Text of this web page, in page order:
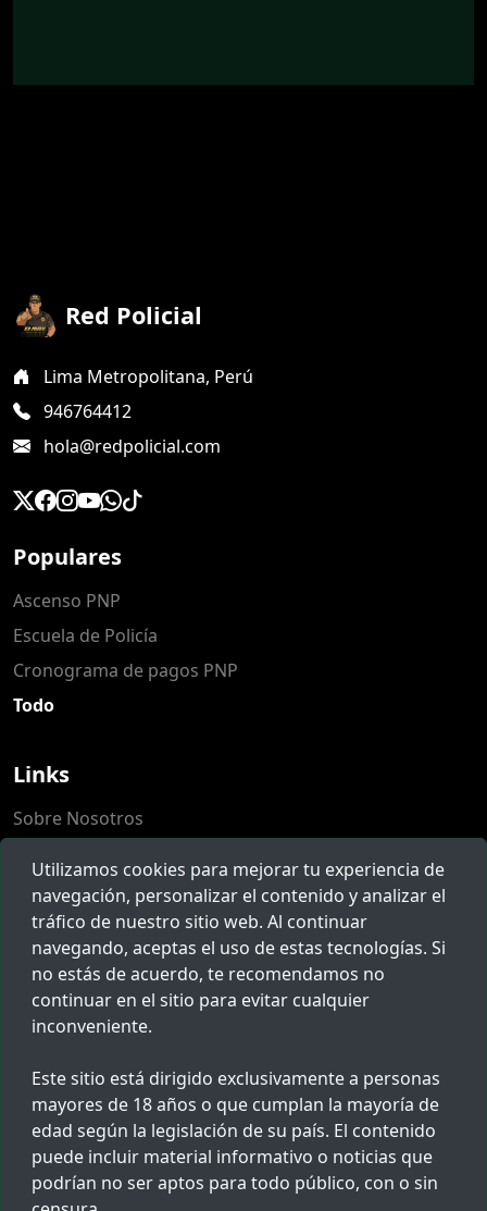
Red Policial
Lima Metropolitana, Perú
946764412
hola@redpolicial.com
Populares
Ascenso PNP
Escuela de Policía
Cronograma de pagos PNP
Todo
Links
Sobre Nosotros
Herramientas
Reclamos
Novedades
Suscríbete para recibir noticias, ofertas y mucho más.
Al suscribirte aceptas nuestrostérminos y condiciones
Utilizamos cookies para mejorar tu experiencia de
navegación, personalizar el contenido y analizar el
tráfico de nuestro sitio web. Al continuar
navegando, aceptas el uso de estas tecnologías. Si
no estás de acuerdo, te recomendamos no
continuar en el sitio para evitar cualquier
inconveniente.
Este sitio está dirigido exclusivamente a personas
mayores de 18 años o que cumplan la mayoría de
edad según la legislación de su país. El contenido
puede incluir material informativo o noticias que
podrían no ser aptos para todo público, con o sin